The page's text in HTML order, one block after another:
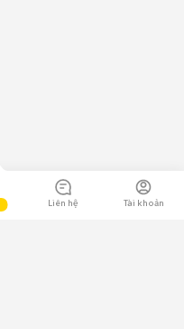
Liên hệ Tài khoản